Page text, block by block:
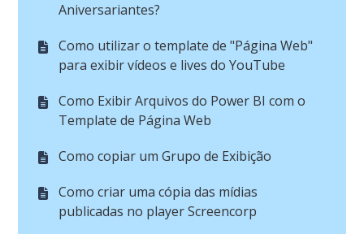
Aniversariantes?
Como utilizar o template de "Página Web"
para exibir vídeos e lives do YouTube
Como Exibir Arquivos do Power BI com o
Template de Página Web
Como copiar um Grupo de Exibição
Como criar uma cópia das mídias
publicadas no player Screencorp